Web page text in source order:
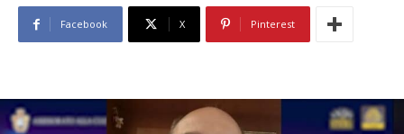
Facebook X Pinterest